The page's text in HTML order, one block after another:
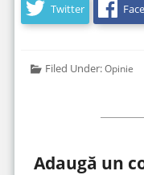
Twitter
Filed Under:Opinie
Adaugă un